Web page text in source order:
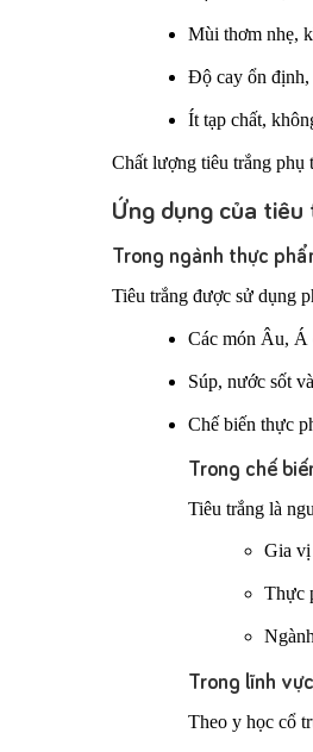
Mùi thơm nhẹ,
Độ cay ổn định,
Ít tạp chất,
Chất lượng tiêu trắng phụ
Ứng dụng của
Trong ngành thực
Tiêu trắng được sử dụng
Các món Âu, Á
Súp, nước sốt
Chế biến thực
Trong chế
Tiêu trắng là
Gia vị
Thực
Trong lĩnh
Theo y học cổ